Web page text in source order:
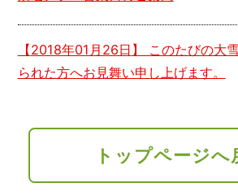
【2018年01月26日 】 このたびの大
られた方へお見舞い申し上げます。
トップページへ